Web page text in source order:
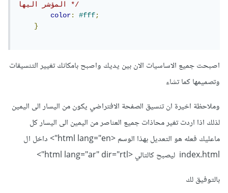
المؤشر اليها */
color: #fff;
}
اصبحت جميع الاساسيات الان بين يديك واصبح بامكانك تغيير التنسيقات
وتصميمها كما تشاء
وملاحظة اخيرة ان تنسيق الصفحة الافتراضي يكون من اليسار الى اليمين
لذلك اذا اردت تغير محاذات جميع العناصر من اليمين الى اليسار كل
ماعليك فعله هو التعديل بهذا الوسم <html lang="en"> داخل ال
index.html ليصبح كالتالي <html lang="ar" dir="rtl">
بالتوفيق لك